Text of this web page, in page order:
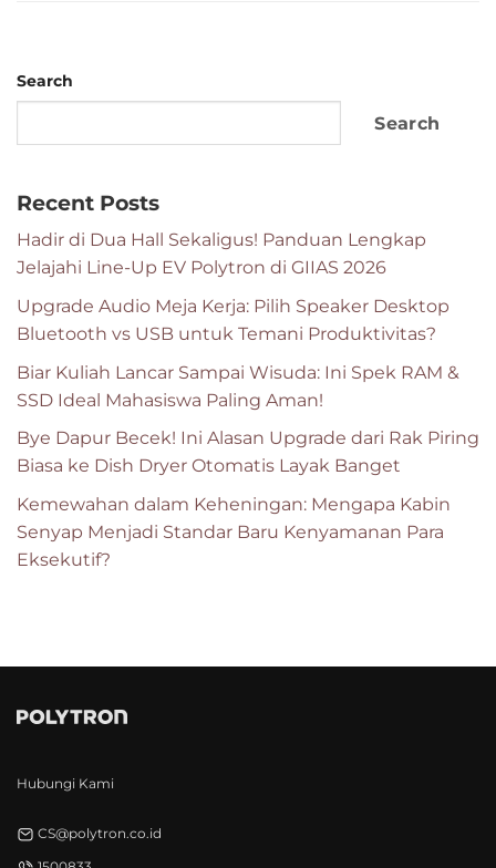
Search
Search
Recent Posts
Hadir di Dua Hall Sekaligus! Panduan Lengkap
Jelajahi Line-Up EV Polytron di GIIAS 2026
Upgrade Audio Meja Kerja: Pilih Speaker Desktop
Bluetooth vs USB untuk Temani Produktivitas?
Biar Kuliah Lancar Sampai Wisuda: Ini Spek RAM &
SSD Ideal Mahasiswa Paling Aman!
Bye Dapur Becek! Ini Alasan Upgrade dari Rak Piring
Biasa ke Dish Dryer Otomatis Layak Banget
Kemewahan dalam Keheningan: Mengapa Kabin
Senyap Menjadi Standar Baru Kenyamanan Para
Eksekutif?
Hubungi Kami
CS@polytron.co.id